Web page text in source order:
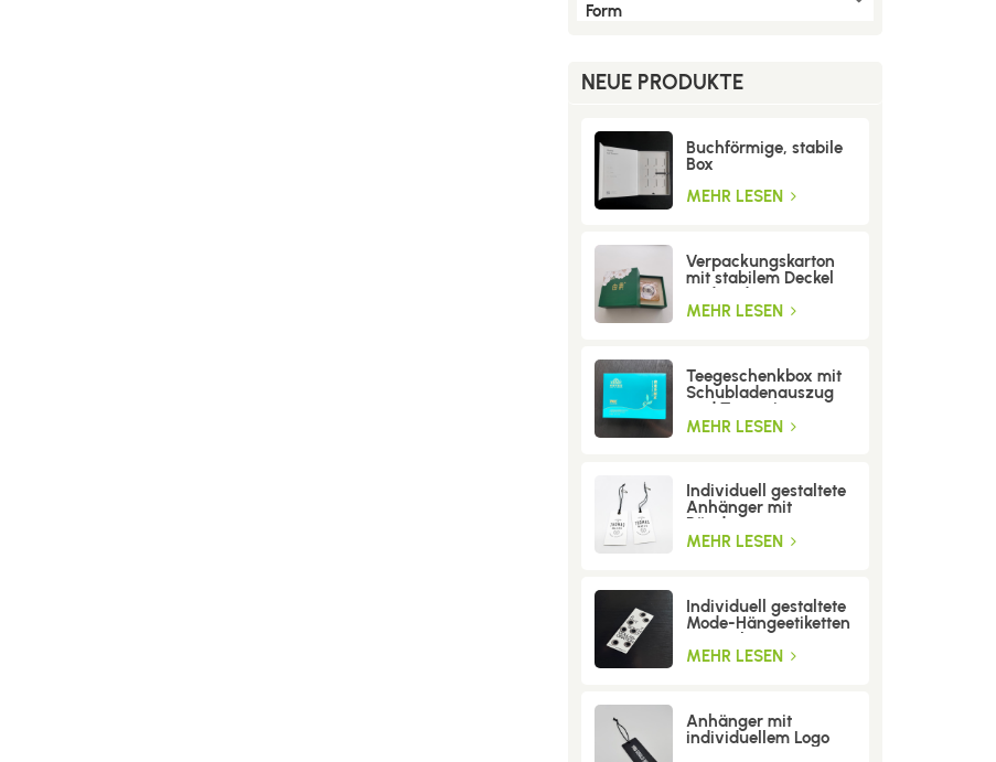
Form
NEUE PRODUKTE
Buchförmige, stabile
Box
MEHR LESEN
Verpackungskarton
mit stabilem Deckel
und Boden
MEHR LESEN
Teegeschenkbox mit
Schubladenauszug
und Trenneinsatz
MEHR LESEN
Individuell gestaltete
Anhänger mit
Bändern
MEHR LESEN
Individuell gestaltete
Mode-Hängeetiketten
mit Löchern
MEHR LESEN
Anhänger mit
individuellem Logo